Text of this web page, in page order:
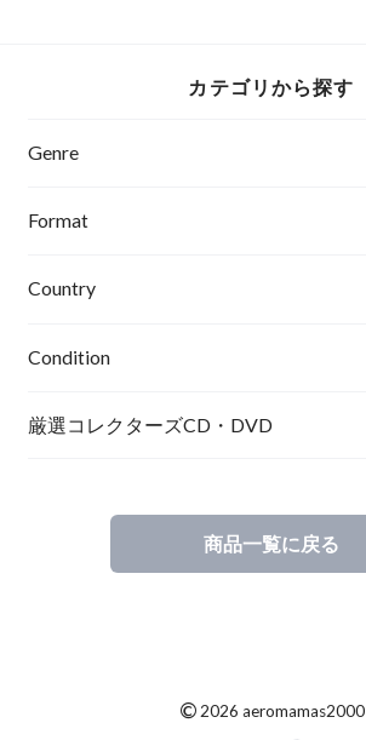
カテゴリから探す
Genre
Format
Country
Condition
厳選コレクターズCD・DVD
商品一覧に戻る
© 2026 aeromamas2000